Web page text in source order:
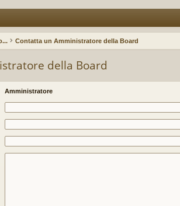
Contatta un Amministratore della Board
della Board
Amministratore